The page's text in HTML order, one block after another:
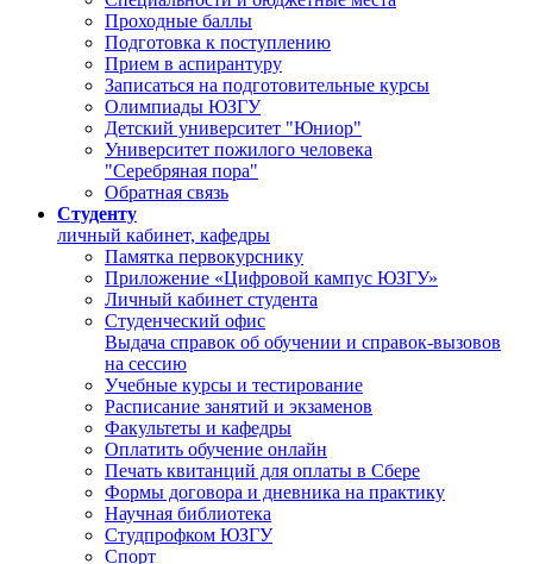
Проходные баллы
Подготовка к поступлению
Прием в аспирантуру
Записаться на подготовительные курсы
Олимпиады ЮЗГУ
Детский университет "Юниор"
Университет пожилого человека
"Серебряная пора"
Обратная связь
Студенту
личный кабинет, кафедры
Памятка первокурснику
Приложение «Цифровой кампус ЮЗГУ»
Личный кабинет студента
Студенческий офис
Выдача справок об обучении и справок-вызовов
на сессию
Учебные курсы и тестирование
Расписание занятий и экзаменов
Факультеты и кафедры
Оплатить обучение онлайн
Печать квитанций для оплаты в Сбере
Формы договора и дневника на практику
Научная библиотека
Студпрофком ЮЗГУ
Спорт